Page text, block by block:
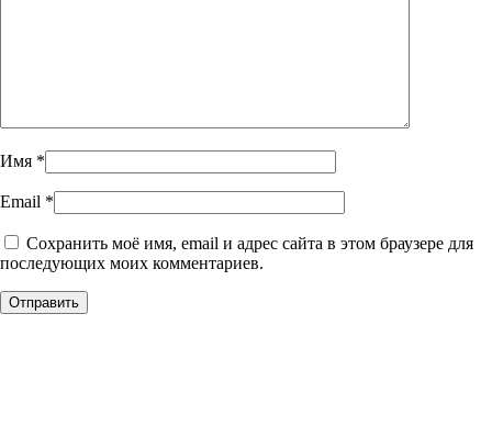
Имя *
Email *
Сохранить моё имя, email и адрес сайта в этом браузере для
последующих моих комментариев.